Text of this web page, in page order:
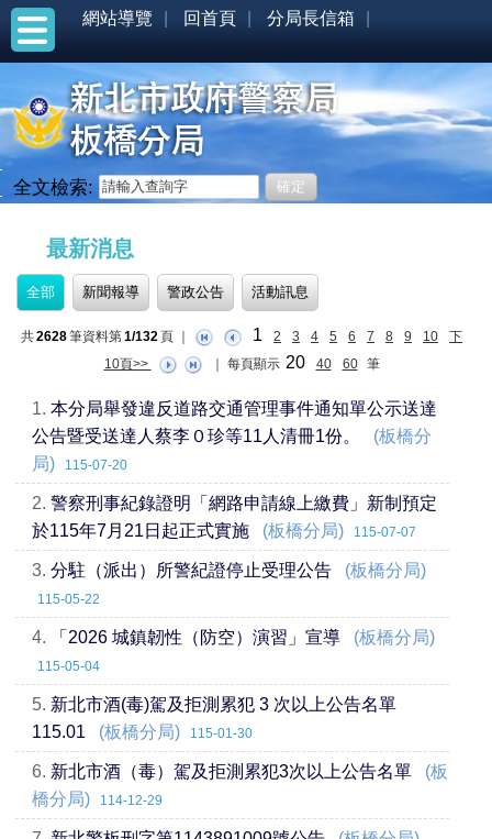
網站導覽 回首頁 分局長信箱
全文檢索:
最新消息
全部 新聞報導 警政公告 活動訊息
共2628筆資料第1/132頁 1 2 3 4 5 6 7 8 9 10
下
10頁>>
每頁顯示 20 40 60 筆
1. 本分局舉發違反道路交通管理事件通知單公示送達
公告暨受送達人蔡李０珍等11人清冊1份。
(板橋分
局)
115-07-20
2. 警察刑事紀錄證明「網路申請線上繳費」新制預定
於115年7月21日起正式實施
(板橋分局) 115-07-07
3. 分駐（派出）所警紀證停止受理公告 (板橋分局)
115-05-22
4. 「2026 城鎮韌性（防空）演習」宣導 (板橋分局)
115-05-04
5. 新北市酒(毒)駕及拒測累犯 3 次以上公告名單
115.01
(板橋分局) 115-01-30
6. 新北市酒（毒）駕及拒測累犯3次以上公告名單
(板
橋分局)
114-12-29